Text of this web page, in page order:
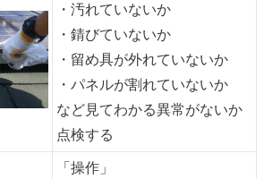
・汚れていないか
・錆びていないか
・留め具が外れていないか
・パネルが割れていないか
など見てわかる異常がないか
点検する
「操作」